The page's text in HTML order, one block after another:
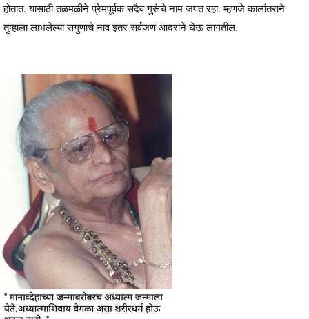
होतात. यासाठी तळमळीने प्रेमपूर्वक सदैव गुरूंचे नाम जपत रहा. म्हणजे कालांतराने
तुम्हाला लाभलेल्या सगुणाचे नाव इतर सर्वजण आदराने घेऊ लागतील.